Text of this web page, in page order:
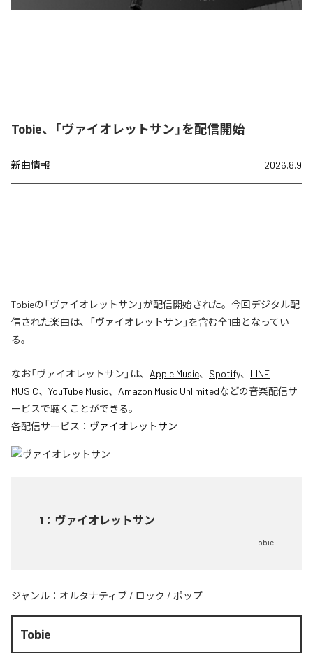
Tobie、「ヴァイオレットサン」を配信開始
新曲情報 2026.8.9
Tobieの「ヴァイオレットサン」が配信開始された。今回デジタル配
信された楽曲は、「ヴァイオレットサン」を含む全1曲となってい
る。
なお「ヴァイオレットサン 」は、 Apple Music、 Spotify、 LINE
MUSIC、 YouTube Music、 Amazon Music Unlimitedなどの音楽配信サ
ービスで聴くことができる。
各配信サービス： ヴァイオレットサン
1 ： ヴァイオレットサン
Tobie
ジャンル： オルタナティブ / ロック / ポップ
Tobie